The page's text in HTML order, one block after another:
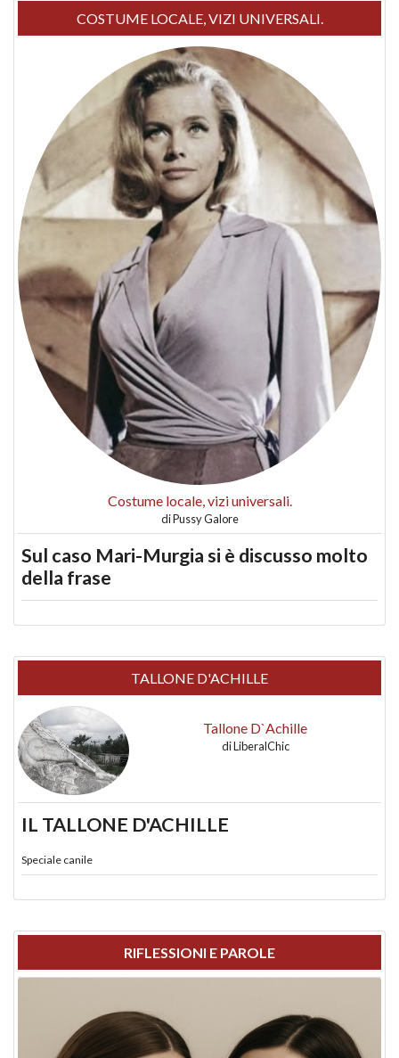
COSTUME LOCALE, VIZI UNIVERSALI.
Costume locale, vizi universali.
diPussy Galore
Sul caso Mari-Murgia si è discusso molto
della frase
TALLONE D'ACHILLE
Tallone D`Achille
diLiberalChic
IL TALLONE D'ACHILLE
Speciale canile
RIFLESSIONI E PAROLE